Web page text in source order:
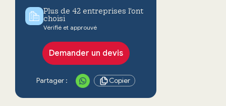
Plus de 42 entreprises l'ont
choisi
Vérifié et approuvé
Demander un devis
Partager : Copier